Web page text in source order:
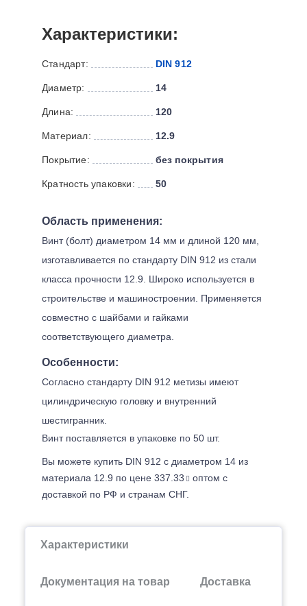
Характеристики:
Стандарт: DIN 912
Диаметр: 14
Длина: 120
Материал: 12.9
Покрытие: без покрытия
Кратность упаковки: 50
Область применения:
Винт (болт) диаметром 14 мм и длиной 120 мм,
изготавливается по стандарту DIN 912 из стали
класса прочности 12.9. Широко используется в
строительстве и машиностроении. Применяется
совместно с шайбами и гайками
соответствующего диаметра.
Особенности:
Согласно стандарту DIN 912 метизы имеют
цилиндрическую головку и внутренний
шестигранник.
Винт поставляется в упаковке по 50 шт.
Вы можете купить DIN 912 с диаметром 14 из
материала 12.9 по цене 337.33
оптом с
доставкой по РФ и странам СНГ.
Характеристики
Документация на товар Доставка